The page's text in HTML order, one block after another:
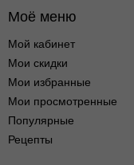
Моё меню
Мой кабинет
Мои скидки
Мои избранные
Мои просмотренные
Популярные
Рецепты